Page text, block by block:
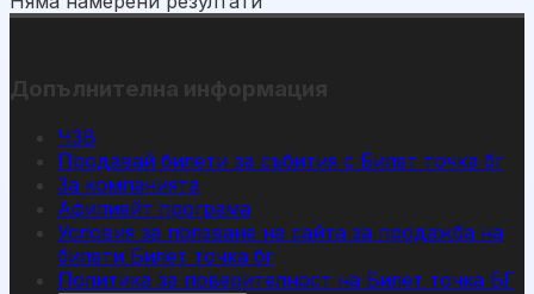
Допълнителна информация
ЧЗВ
Продавай билети за събития с Билет точка бг
За компанията
Афилиейт програма
Условия за ползване на сайта за продажба на
билети Билет точка бг
Политика за поверителност на Билет точка БГ